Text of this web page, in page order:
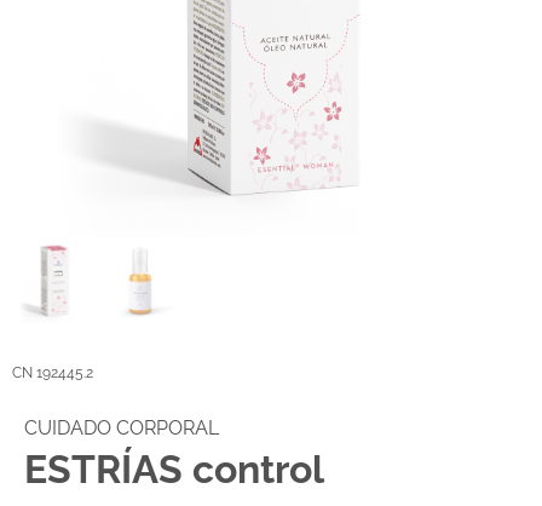
CN 192445.2
CUIDADO CORPORAL
ESTRÍAS control